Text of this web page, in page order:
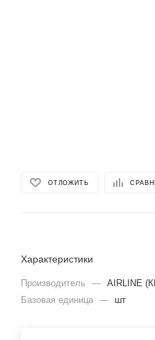
ОТЛОЖИТЬ
Характеристики
Производитель — AIRLINE
Базовая единица — шт
просмотр сайта, вы
файлов cookie и
соответствии с